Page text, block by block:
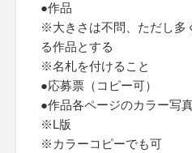
●作品
※大きさは不問、ただし多
る作品とする
※名札を付けること
●応募票（コピー可）
●作品各ページのカラー写
※L版
※カラーコピーでも可